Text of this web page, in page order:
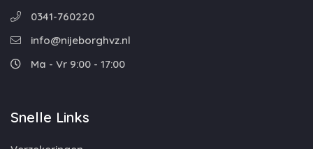
0341-760220
info@nijeborghvz.nl
Ma - Vr 9:00 - 17:00
Snelle Links